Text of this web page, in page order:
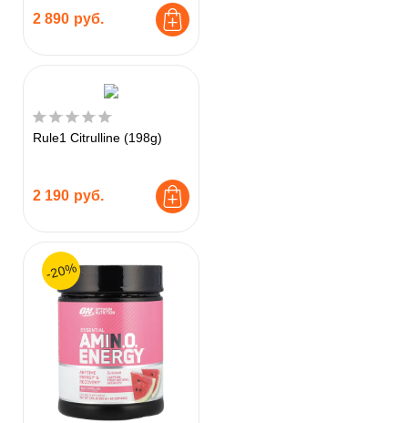
2 890 руб.
Rule1 Citrulline (198g)
2 190 руб.
-20%